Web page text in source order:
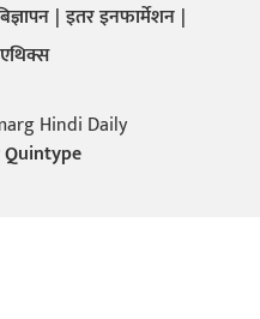
इतर इनफार्मेशन
Hindi Daily
Quintype